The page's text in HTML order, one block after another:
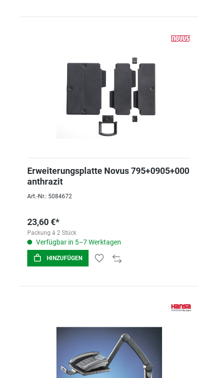
Erweiterungsplatte Novus 795+0905+000
anthrazit
Art.-Nr.: 5084672
23,60 €*
Packung á 2 Stück
Verfügbar in 5–7 Werktagen
HINZUFÜGEN